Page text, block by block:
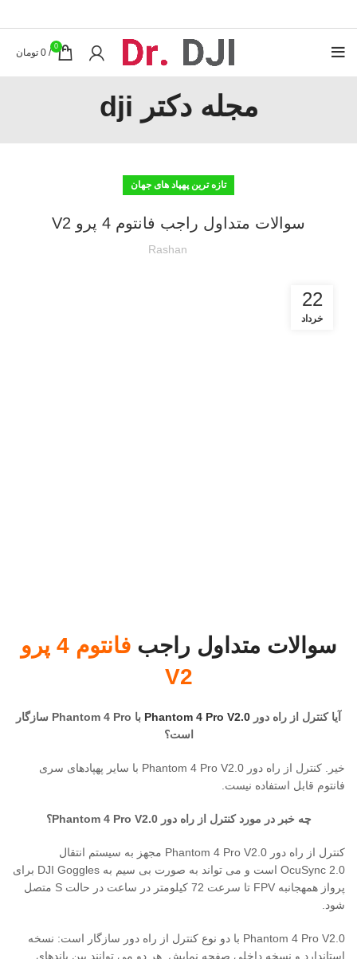
0
/
0 تومان
مجله دکتر dji
تازه ترین پهپاد های جهان
سوالات متداول راجب فانتوم 4 پرو V2
Rashan
22
خرداد
سوالات متداول راجب
فانتوم 4 پرو
V2
آیا کنترل از راه دور Phantom 4 Pro V2.0
با Phantom 4 Pro سازگار
است؟
خیر. کنترل از راه دور Phantom 4 Pro V2.0 با سایر پهپادهای سری
فانتوم قابل استفاده نیست.
چه خبر در مورد کنترل از راه دور Phantom 4 Pro V2.0؟
کنترل از راه دور Phantom 4 Pro V2.0 مجهز به سیستم انتقال
OcuSync 2.0 است و می تواند به صورت بی سیم به DJI Goggles برای
پرواز همهجانبه FPV تا سرعت 72 کیلومتر در ساعت در حالت S متصل
شود.
Phantom 4 Pro V2.0 با دو نوع کنترل از راه دور سازگار است: نسخه
استاندارد و نسخه داخلی صفحه نمایش. هر دو می توانند بین باندهای